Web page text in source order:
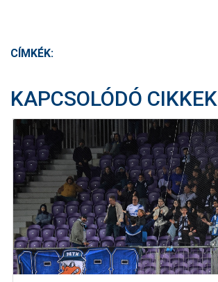
CÍMKÉK:
KAPCSOLÓDÓ CIKKEK